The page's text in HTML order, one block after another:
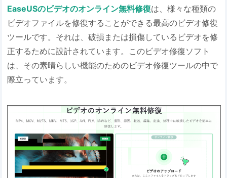
EaseUSのビデオのオンライン無料修復は、様々な種類の
ビデオファイルを修復することができる最高のビデオ修復
ツールです。それは、破損または損傷しているビデオを修
正するために設計されています。このビデオ修復ソフト
は、その素晴らしい機能のためのビデオ修復ツールの中で
際立っています。